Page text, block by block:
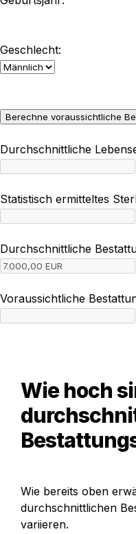
Geschlecht:
Berechne voraussichtliche
Durchschnittliche
Statistisch ermitteltes
Durchschnittliche
Voraussichtliche
Wie hoch
Wie bereits oben
durchschnittlichen
variieren.